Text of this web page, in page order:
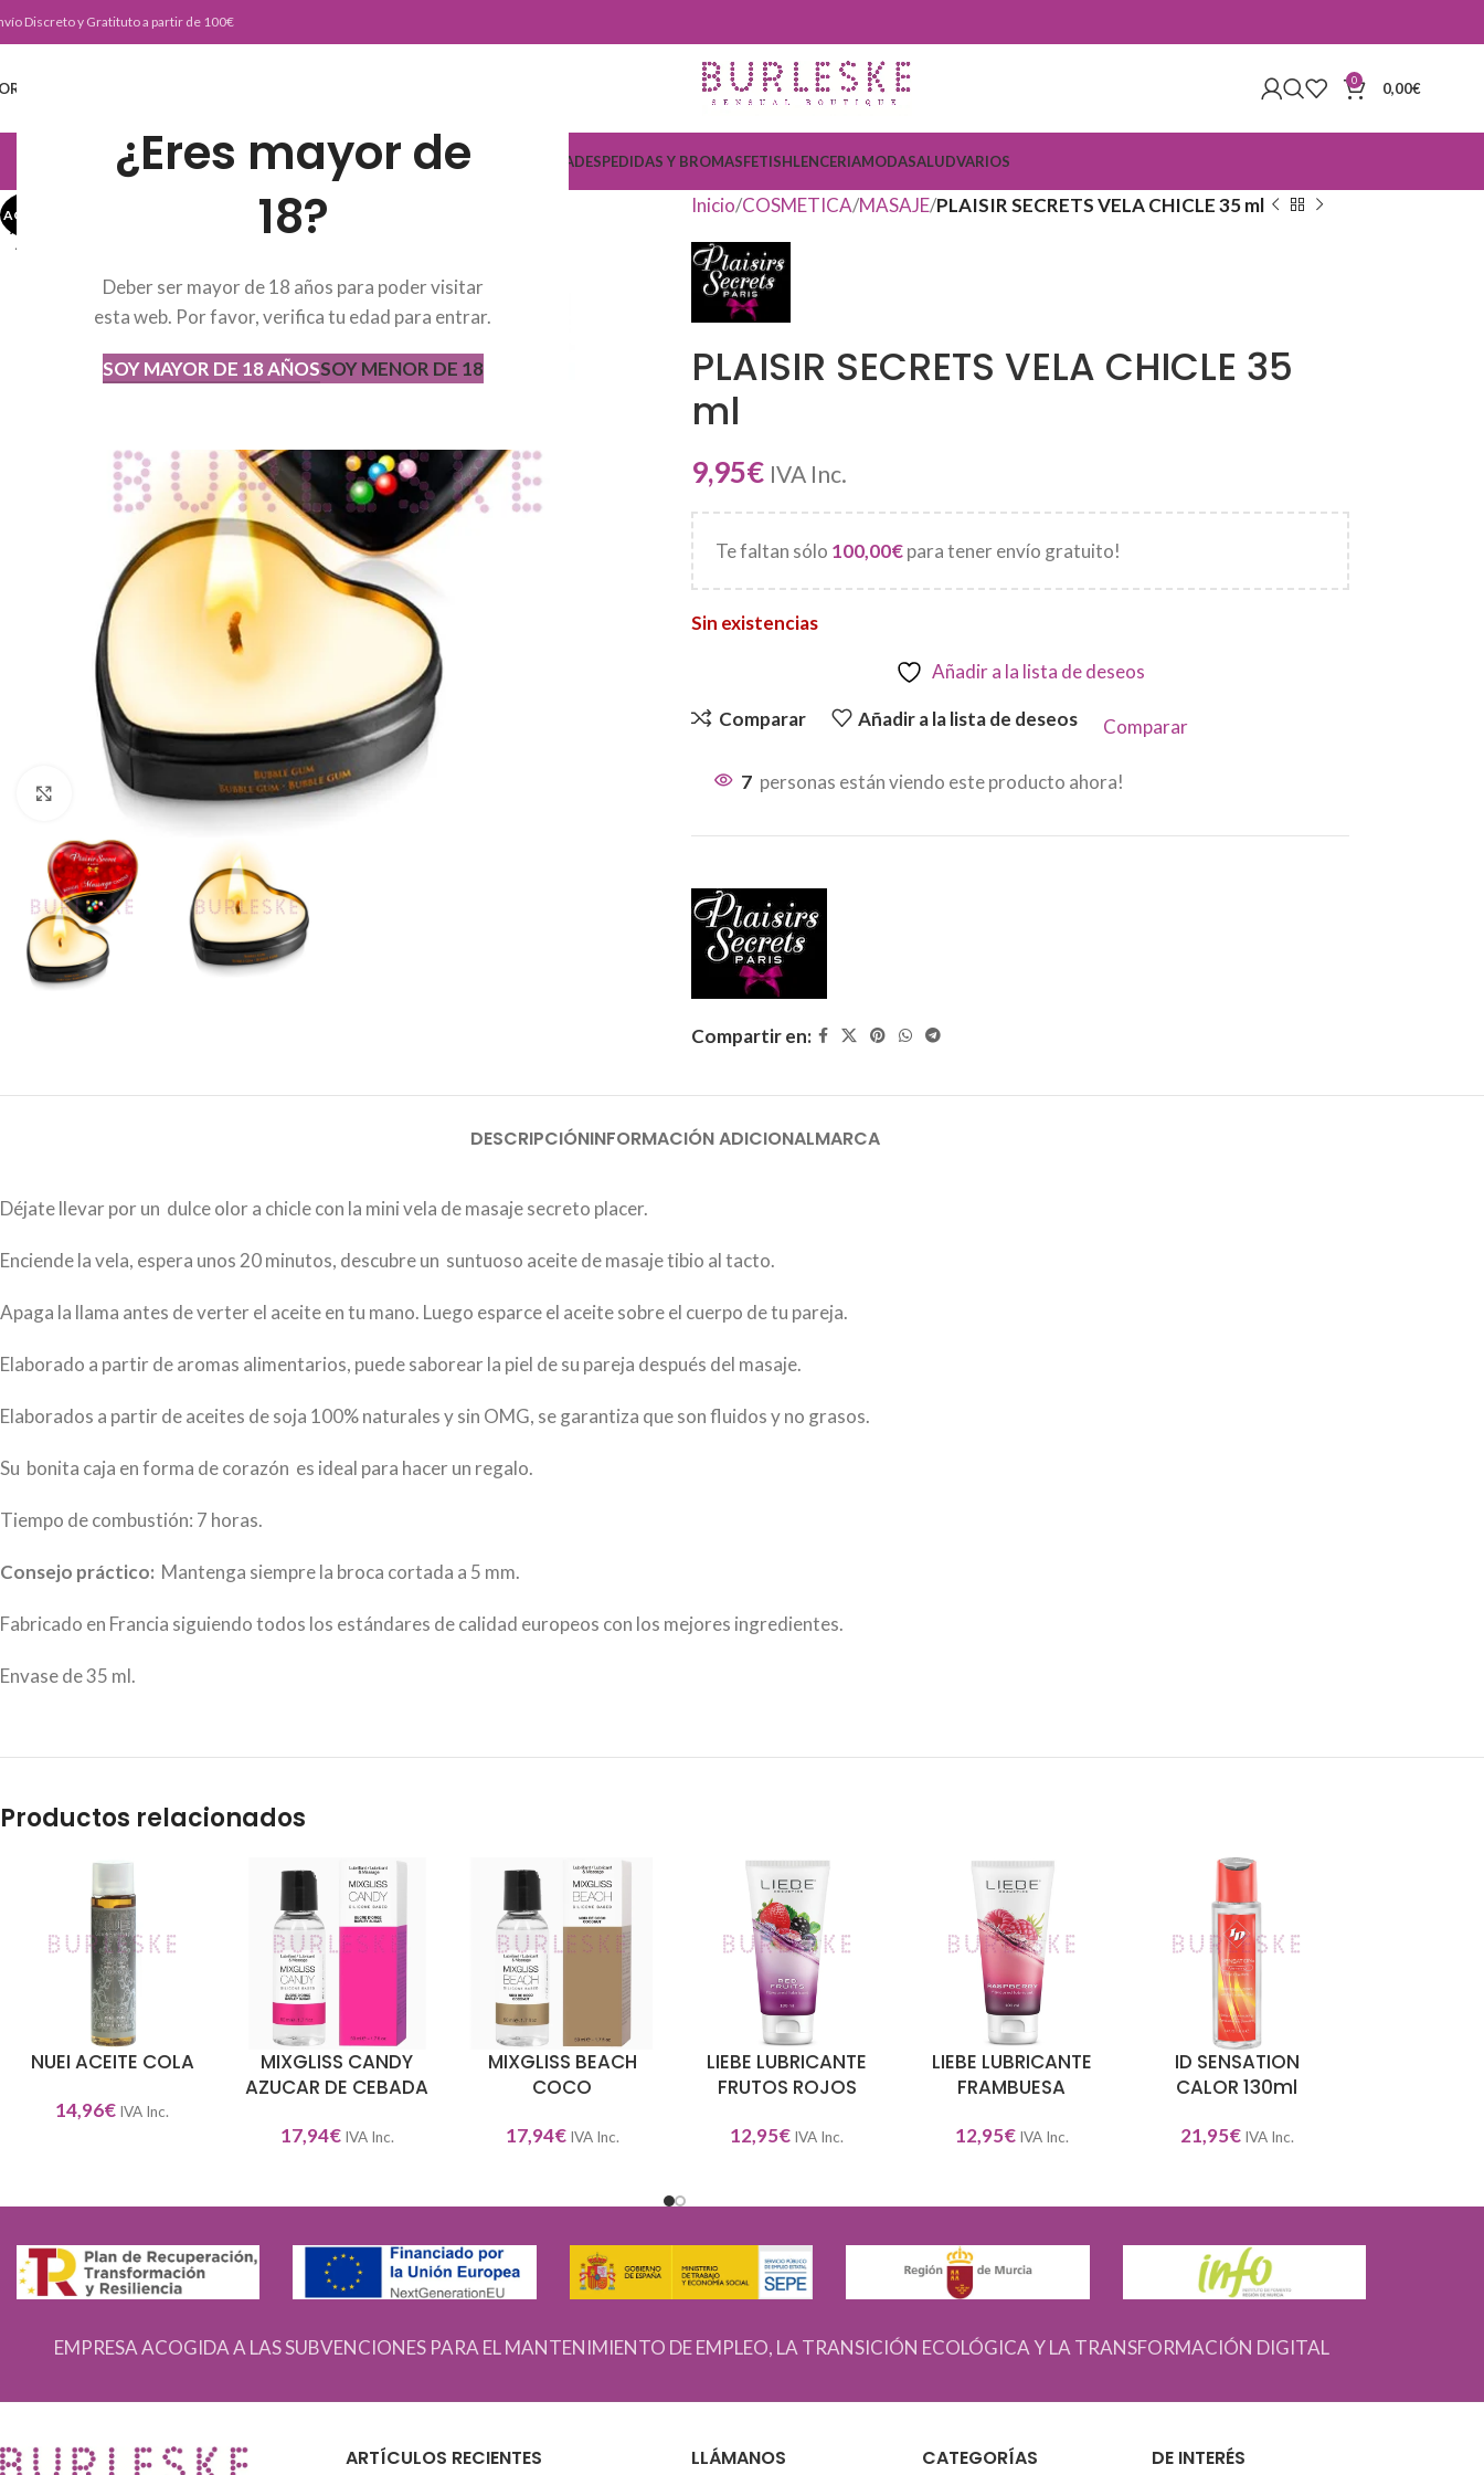
¿Eres mayor de
18?
Deber ser mayor de 18 años para poder visitar
esta web. Por favor, verifica tu edad para entrar.
SOY MAYOR DE 18 AÑOSSOY MENOR DE 18
Discreto y Gratituto a partir de 100€
0 0,00€
JUGUETERIA COSMETICADESPEDIDAS Y BROMASFETISHLENCERIAMODASALUDVARIOS
AGOT
ADO
Haga Click para agrandar
AGOTADO Inicio COSMETICA MASAJE PLAISIR SECRETS VELA CHICLE 35 ml
PLAISIR SECRETS VELA CHICLE 35
ml
9,95€ IVA Inc.
Te faltan sólo 100,00€para tener envío gratuito!
Sin existencias
Añadir a la lista de deseos
Comparar Añadir a la lista de deseos Comparar
7 personas están viendo este producto ahora!
Compartir en:
DESCRIPCIÓNINFORMACIÓN ADICIONALMARCA
Déjate llevar por un dulce olor a chicle con la mini vela de masaje secreto placer.
Enciende la vela, espera unos 20 minutos, descubre un suntuoso aceite de masaje tibio al tacto.
Apaga la llama antes de verter el aceite en tu mano. Luego esparce el aceite sobre el cuerpo de tu pareja.
Elaborado a partir de aromas alimentarios, puede saborear la piel de su pareja después del masaje.
Elaborados a partir de aceites de soja 100% naturales y sin OMG, se garantiza que son fluidos y no grasos.
Su bonita caja en forma de corazón es ideal para hacer un regalo.
Tiempo de combustión: 7 horas.
Consejo práctico: Mantenga siempre la broca cortada a 5 mm.
Fabricado en Francia siguiendo todos los estándares de calidad europeos con los mejores ingredientes.
Envase de 35 ml.
Productos relacionados
AÑADIR AL CARRITO
NUEI ACEITE COLA
14,96€ IVA Inc.
AÑADIR AL CARRITO
MIXGLISS CANDY
AZUCAR DE CEBADA
17,94€ IVA Inc.
AÑADIR AL CARRITO
MIXGLISS BEACH
COCO
17,94€ IVA Inc.
AÑADIR AL CARRITO
LIEBE LUBRICANTE
FRUTOS ROJOS
12,95€ IVA Inc.
AÑADIR AL CARRITO
LIEBE LUBRICANTE
FRAMBUESA
12,95€ IVA Inc.
AÑADIR AL CARRITO
ID SENSATION
CALOR 130ml
21,95€ IVA Inc.
EMPRESA ACOGIDA A LAS SUBVENCIONES PARA EL MANTENIMIENTO DE EMPLEO, LA TRANSICIÓN ECOLÓGICA Y LA TRANSFORMACIÓN DIGITAL
ARTÍCULOS RECIENTES LLÁMANOS CATEGORÍAS DE INTERÉS